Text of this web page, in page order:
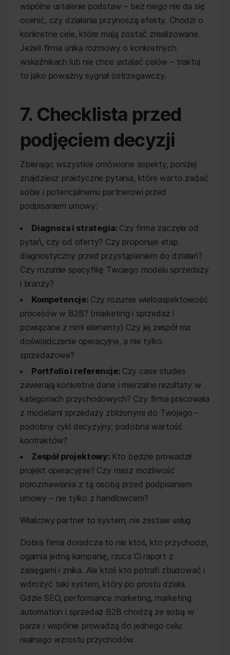
wspólne ustalenie podstaw – bez niego nie da się
ocenić, czy działania przynoszą efekty. Chodzi o
konkretne cele, które mają zostać zrealizowane.
Jeżeli firma unika rozmowy o konkretnych
wskaźnikach lub nie chce ustalać celów – traktuj
to jako poważny sygnał ostrzegawczy.
7. Checklista przed
podjęciem decyzji
Zbierając wszystkie omówione aspekty, poniżej
znajdziesz praktyczne pytania, które warto zadać
sobie i potencjalnemu partnerowi przed
podpisaniem umowy:
Diagnoza i strategia: Czy firma zaczęła od
pytań, czy od oferty? Czy proponuje etap
diagnostyczny przed przystąpieniem do działań?
Czy rozumie specyfikę Twojego modelu sprzedaży
i branży?
Kompetencje: Czy rozumie wieloaspektowość
procesów w B2B? (marketing i sprzedaż i
powiązane z nimi elementy) Czy jej zespół ma
doświadczenie operacyjne, a nie tylko
sprzedażowe?
Portfolio i referencje: Czy case studies
zawierają konkretne dane i mierzalne rezultaty w
kategoriach przychodowych? Czy firma pracowała
z modelami sprzedaży zbliżonymi do Twojego –
podobny cykl decyzyjny, podobna wartość
kontraktów?
Zespół projektowy: Kto będzie prowadził
projekt operacyjnie? Czy masz możliwość
porozmawiania z tą osobą przed podpisaniem
umowy – nie tylko z handlowcem?
Właściwy partner to system, nie zestaw usług
Dobra firma doradcza to nie ktoś, kto przychodzi,
ogarnia jedną kampanię, rzuca Ci raport z
zasięgami i znika. Ale ktoś kto potrafi zbudować i
wdrożyć taki system, który po prostu działa.
Gdzie SEO, performance marketing, marketing
automation i sprzedaż B2B chodzą ze sobą w
parze i wspólnie prowadzą do jednego celu:
realnego wzrostu przychodów.